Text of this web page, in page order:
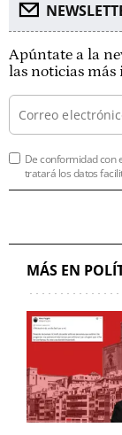
Apúntate a la
las noticias más
De conformidad con
tratará los datos
MÁS EN